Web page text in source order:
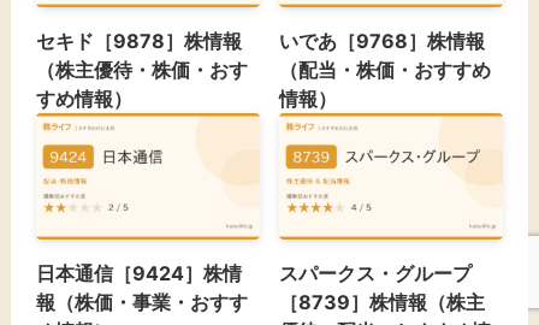
セキド［9878］株情報
（株主優待・株価・おす
すめ情報）
いであ［9768］株情報
（配当・株価・おすすめ
情報）
日本通信［9424］株情
報（株価・事業・おすす
スパークス・グループ
［8739］株情報（株主